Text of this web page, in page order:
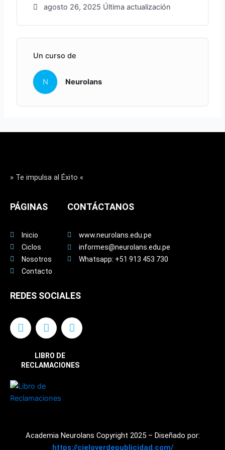
agosto 26, 2025 Última actualización
Un curso de
N Neurolans
» Te impulsa al Éxito «
PÁGINAS
Inicio
Ciclos
Nosotros
Contacto
CONTÁCTANOS
www.neurolans.edu.pe
informes@neurolans.edu.pe
Whatsapp: +51 913 453 730
REDES SOCIALES
F
a
b
o
k
I
n
t
a
r
a
Y
o
u
LIBRO DE
RECLAMACIONES
Academia Neurolans Copyright 2025 – Diseñado por:
https://cieloverdepublicidad.com/